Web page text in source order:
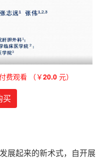
费观看 （￥20.0 元）
买
展起来的新术式，自开展